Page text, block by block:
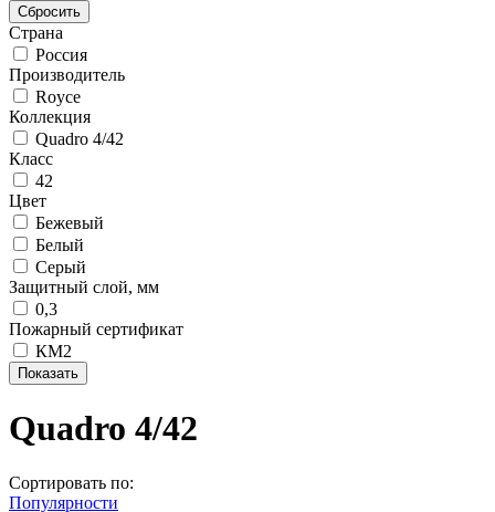
Страна
Россия
Производитель
Royce
Коллекция
Quadro 4/42
Класс
42
Цвет
Бежевый
Белый
Серый
Защитный слой, мм
0,3
Пожарный сертификат
КМ2
Quadro 4/42
Сортировать по:
Популярности